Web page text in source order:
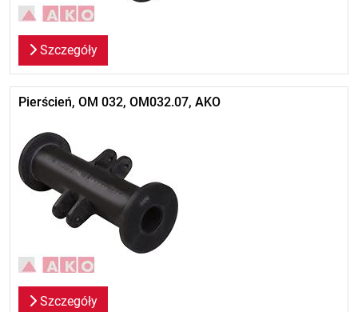
Szczegóły
Pierścień, OM 032, OM032.07, AKO
Szczegóły